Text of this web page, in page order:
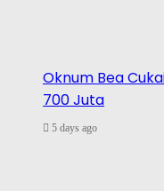
Oknum Bea
700 Juta
5 days ago